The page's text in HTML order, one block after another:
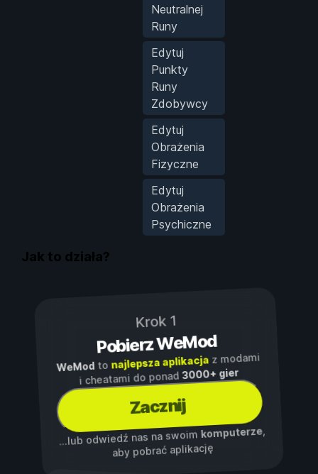
Neutralnej
Runy
Edytuj
Punkty
Runy
Zdobywcy
Edytuj
Obrażenia
Fizyczne
Edytuj
Obrażenia
Psychiczne
Jak to działa?
Krok 1
Pobierz WeMod
WeModto najlepsza aplikacjaz modami
i cheatami do ponad3000+ gier
Zacznij
...lub odwiedź nas na swoim komputerze,
aby pobrać aplikację